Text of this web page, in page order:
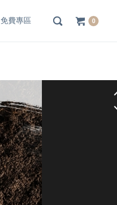
免費專區 0